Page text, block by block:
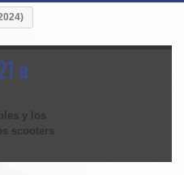
a
y los
scooters